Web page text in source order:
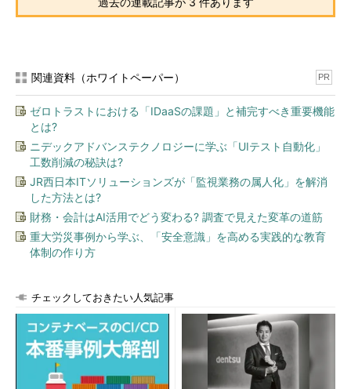
関連資料（ホワイトペーパー） PR
ゼロトラストにおける「IDaaSの課題」と補完すべき重要機能
とは?
ニデックアドバンステクノロジーに学ぶ「UIテスト自動化」
工数削減の秘訣は?
JR西日本ITソリューションズが「監視業務の属人化」を解消
した方法とは?
財務・会計はAI活用でどう変わる? 調査で見えた変革の道筋
重大労災事例から学ぶ、「安全意識」を高める実践的な教育
体制の作り方
チェックしておきたい人気記事